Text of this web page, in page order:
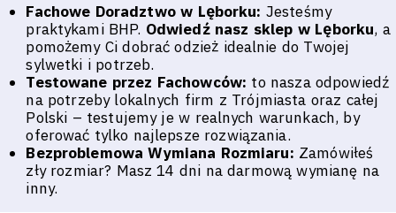
Fachowe Doradztwo w Lęborku: Jesteśmy
praktykami BHP. Odwiedź nasz sklep w Lęborku, a
pomożemy Ci dobrać odzież idealnie do Twojej
sylwetki i potrzeb.
Testowane przez Fachowców: to nasza odpowiedź
na potrzeby lokalnych firm z Trójmiasta oraz całej
Polski – testujemy je w realnych warunkach, by
oferować tylko najlepsze rozwiązania.
Bezproblemowa Wymiana Rozmiaru: Zamówiłeś
zły rozmiar? Masz 14 dni na darmową wymianę na
inny.